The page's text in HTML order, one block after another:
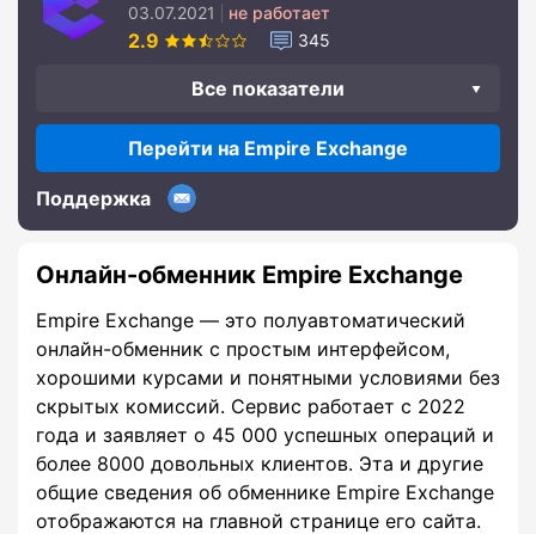
03.07.2021
не работает
2.9 345
Все показатели
Перейти на Empire Exchange
Поддержка
Онлайн-обменник Empire Exchange
Empire Exchange — это полуавтоматический
онлайн-обменник с простым интерфейсом,
хорошими курсами и понятными условиями без
скрытых комиссий. Сервис работает с 2022
года и заявляет о 45 000 успешных операций и
более 8000 довольных клиентов. Эта и другие
общие сведения об обменнике Empire Exchange
отображаются на главной странице его сайта.